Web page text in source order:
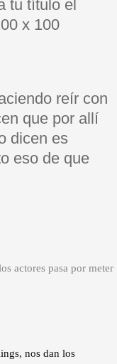
tu título el
x 100
reír con
que por allí
dicen es
eso de que
actores pasa por meter
nos dan los